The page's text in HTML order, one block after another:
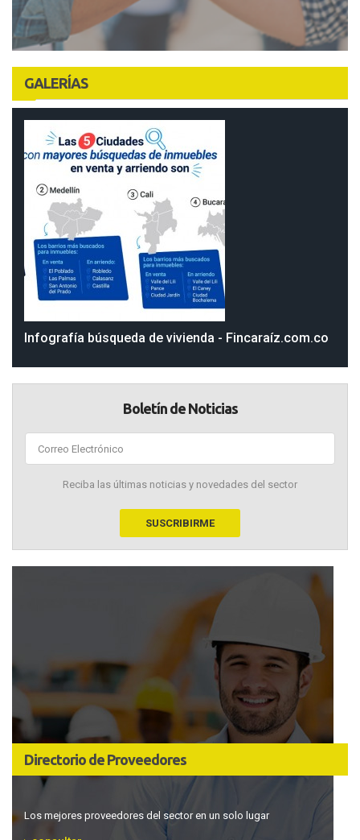
GALERÍAS
Infografía búsqueda de vivienda - Fincaraíz.com.co
Boletín de Noticias
Reciba las últimas noticias y novedades del sector
Directorio de Proveedores
Los mejores proveedores del sector en un solo lugar